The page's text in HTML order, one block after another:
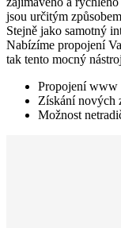
jsou určitým
Stejně jako samotný
Nabízíme propojení
tak tento mocný
Propojení www
Získání nových
Možnost